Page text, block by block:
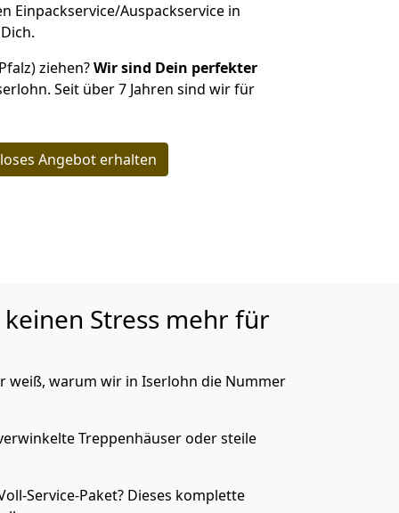
Einpackservice/Auspackservice in
ziehen?Wir sind Dein perfekter
Seit über 7 Jahren sind wir für
Angebot erhalten
Stress mehr für
weiß, warum wir in Iserlohn die Nummer
Treppenhäuser oder steile
Service-Paket? Dieses komplette